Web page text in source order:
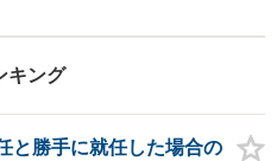
キング
と勝手に就任した場合の